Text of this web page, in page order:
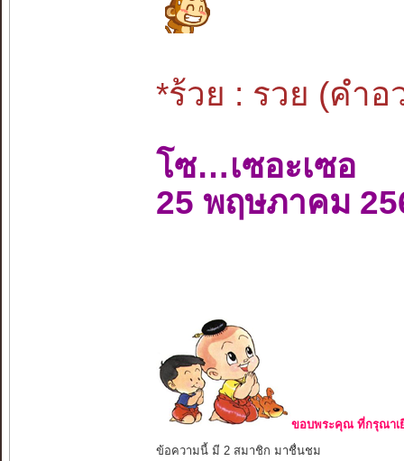
*ร้วย : รวย (คำ
โซ…เซอะเซอ
25 พฤษภาคม
ขอบพระคุณ ที่กรุณาเ
ข้อความนี้ มี 2 สมาชิก มาชื่นชม